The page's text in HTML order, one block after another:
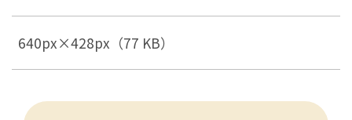
640px×428px（77 KB）